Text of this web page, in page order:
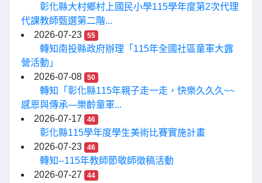
彰化縣大村鄉村上國民小學115學年度第2次代理
代課教師甄選第二階...
2026-07-23
55
轉知南投縣政府辦理「115年全國社區童軍大露
營活動」
2026-07-08
50
轉知「彰化縣115年親子走一走，快樂久久久~~
感恩與傳承—樂齡童軍...
2026-07-17
46
彰化縣115學年度學生美術比賽實施計畫
2026-07-23
46
轉知--115年教師節敬師徵稿活動
2026-07-27
44